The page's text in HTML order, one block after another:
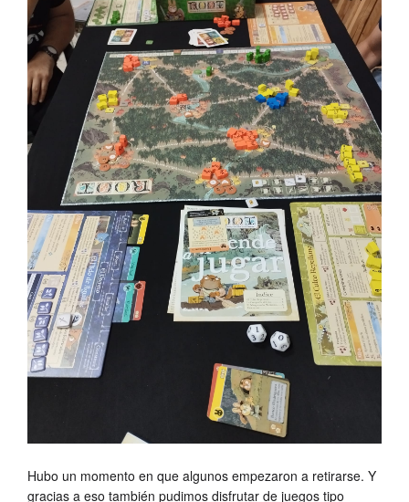
Hubo un momento en que algunos empezaron a retirarse. Y
gracias a eso también pudimos disfrutar de juegos tipo